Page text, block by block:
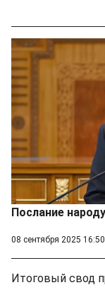
Послание
08 сентября 2025 16:50
Итоговый свод